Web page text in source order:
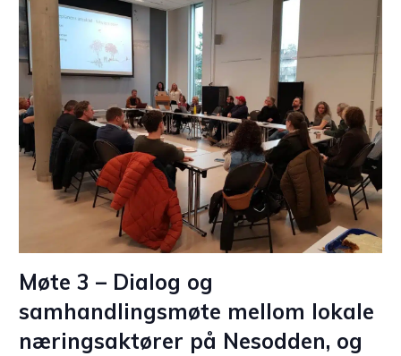
Møte 3 – Dialog og
samhandlingsmøte mellom lokale
næringsaktører på Nesodden, og